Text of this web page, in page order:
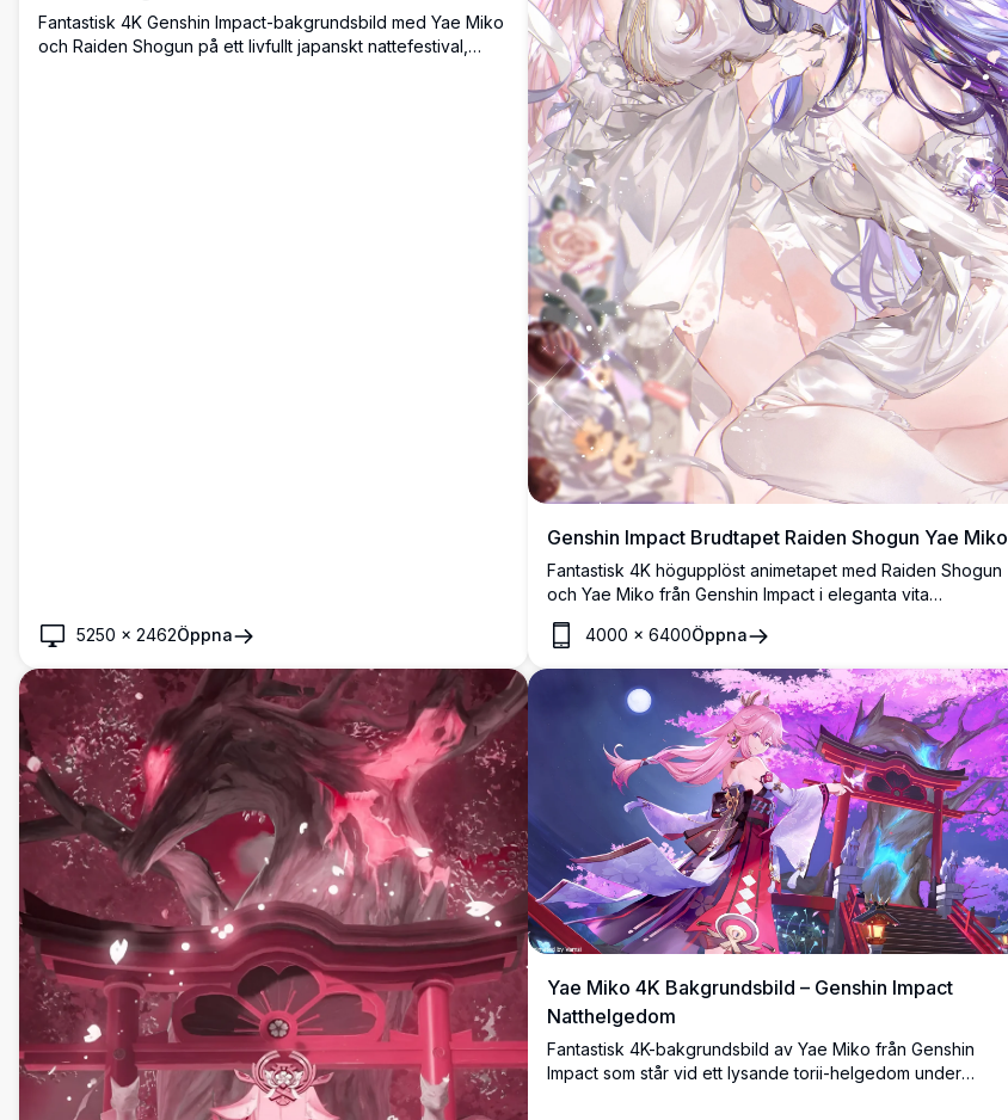
Fantastisk 4K Genshin Impact-bakgrundsbild med Yae Miko
och Raiden Shogun på ett livfullt japanskt nattefestival,
5250 × 2462Öppna
Genshin Impact Brudtapet Raiden Shogun Yae Miko
Fantastisk 4K högupplöst animetapet med Raiden Shogun
och Yae Miko från Genshin Impact i eleganta vita
brudklänningar, prydda med blommiga accessoarer,
omgivna av mjuka rosor och band i en drömsk estetik.
4000 ×6400Öppna
Yae Miko 4K Bakgrundsbild – Genshin Impact
Natthelgedom
Fantastisk 4K-bakgrundsbild av Yae Miko från Genshin
Impact som står vid ett lysande torii-helgedom under